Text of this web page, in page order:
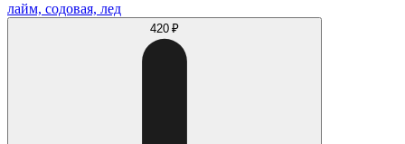
лайм, содовая, лед
420 ₽